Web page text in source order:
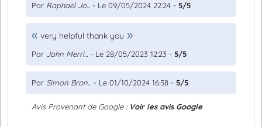
Par Raphael Jo... - Le 09/05/2024 22:24 - 5/5
very helpful thank you
Par John Merri... - Le 28/05/2023 12:23 - 5/5
Par Simon Bron... - Le 01/10/2024 16:58 - 5/5
Avis Provenant de Google : Voir les avis Google